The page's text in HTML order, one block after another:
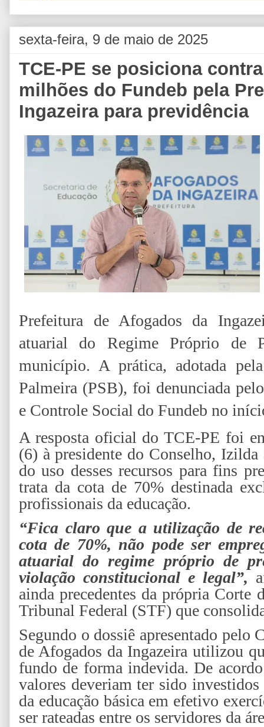
sexta-feira, 9 de maio de 2025
TCE-PE se posiciona
milhões do Fundeb pela
Ingazeira para previdência
Prefeitura de Afogados da
atuarial do Regime Próprio de
município. A prática, adotada
Palmeira (PSB), foi denunciada
e Controle Social do Fundeb no
A resposta oficial do TCE-PE foi
(6) à presidente do Conselho,
do uso desses recursos para fins
trata da cota de 70% destinada
profissionais da educação.
“Fica claro que a utilização de
cota de 70%, não pode ser
atuarial do regime próprio de
violação constitucional e legal”,
ainda precedentes da própria Corte
Tribunal Federal (STF) que
Segundo o dossiê apresentado pelo
de Afogados da Ingazeira utilizou
fundo de forma indevida. De
valores deveriam ter sido
da educação básica em efetivo
ser rateadas entre os servidores da